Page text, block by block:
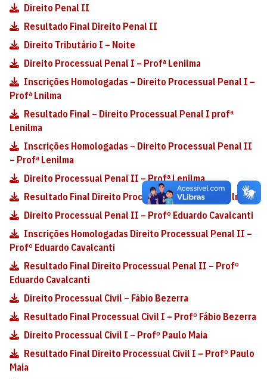
Direito Penal II
Resultado Final Direito Penal II
Direito Tributário I – Noite
Direito Processual Penal I – Profª Lenilma
Inscrições Homologadas – Direito Processual Penal I –
Profª Lnilma
Resultado Final – Direito Processual Penal I profª
Lenilma
Inscrições Homologadas – Direito Processual Penal II
– Profª Lenilma
Direito Processual Penal II – Profª Lenilma
Resultado Final Direito Processual II – Profª Lenilma
Direito Processual Penal II – Profº Eduardo Cavalcanti
Inscrições Homologadas Direito Processual Penal II –
Profº Eduardo Cavalcanti
Resultado Final Direito Processual Penal II – Profº
Eduardo Cavalcanti
Direito Processual Civil – Fábio Bezerra
Resultado Final Processual Civil I – Profº Fábio Bezerra
Direito Processual Civil I – Profº Paulo Maia
Resultado Final Direito Processual Civil I – Profº Paulo
Maia